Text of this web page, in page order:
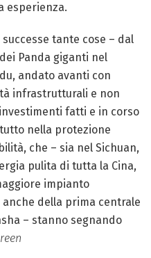
esperienza.
tante cose – dal
Panda giganti nel
andato avanti con
infrastrutturali e non
fatti e in corso
nella protezione
che – sia nel Sichuan,
pulita di tutta la Cina,
impianto
della prima centrale
– stanno segnando